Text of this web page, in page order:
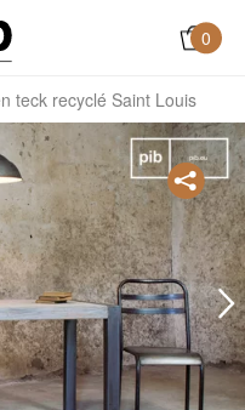
0
teck recyclé Saint Louis